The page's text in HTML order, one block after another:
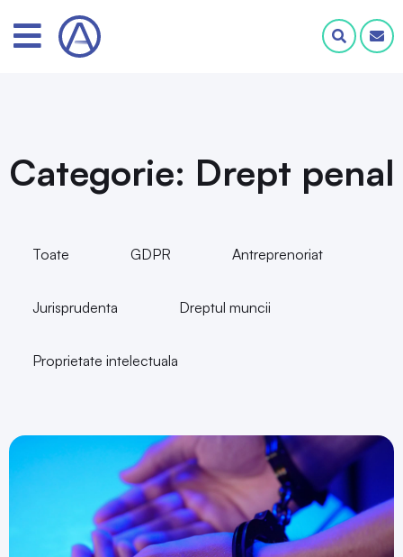
Categorie: Drept penal
Toate GDPR Antreprenoriat
Jurisprudenta Dreptul muncii
Proprietate intelectuala